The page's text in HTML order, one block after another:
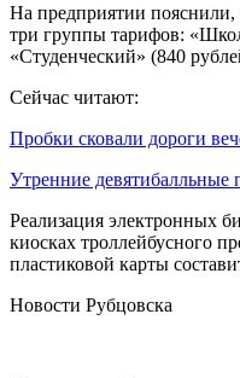
На предприятии пояснили,
три группы тарифов:
«Студенческий» (840
Сейчас читают:
Пробки сковали дороги
Утренние девятибалльные
Реализация электронных
киосках троллейбусного
пластиковой карты
Новости Рубцовска